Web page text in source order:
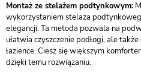
Montaż ze stelażem podtynkowym:
wykorzystaniem stelaża
elegancji. Ta metoda pozwala na
ułatwia czyszczenie podłogi, ale
łazience. Ciesz się większym
dzięki temu rozwiązaniu.